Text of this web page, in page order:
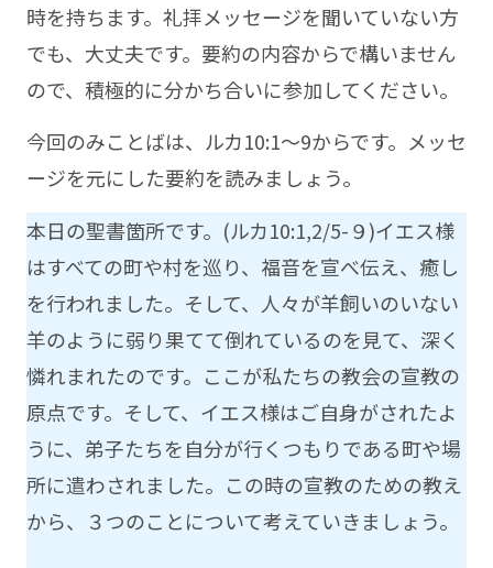
時を持ちます。礼拝メッセージを聞いていない方
でも、大丈夫です。要約の内容からで構いません
ので、積極的に分かち合いに参加してください。
今回のみことばは、ルカ10:1～9からです。メッセ
ージを元にした要約を読みましょう。
本日の聖書箇所です。(ルカ10:1,2/5-９)イエス様
はすべての町や村を巡り、福音を宣べ伝え、癒し
を行われました。そして、人々が羊飼いのいない
羊のように弱り果てて倒れているのを見て、深く
憐れまれたのです。ここが私たちの教会の宣教の
原点です。そして、イエス様はご自身がされたよ
うに、弟子たちを自分が行くつもりである町や場
所に遣わされました。この時の宣教のための教え
から、３つのことについて考えていきましょう。